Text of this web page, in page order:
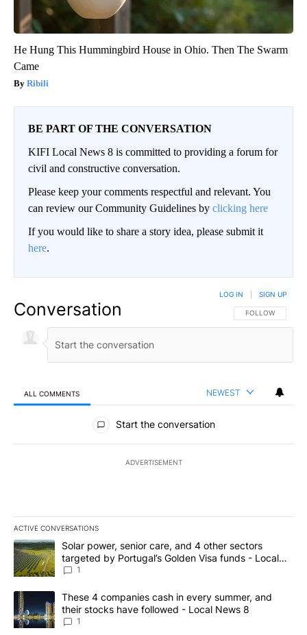
He Hung This Hummingbird House in Ohio. Then The Swarm
Came
Ribili
BE PART OF THE CONVERSATION
KIFI Local News 8 is committed to providing a forum for
civil and constructive conversation.
Please keep your comments respectful and relevant. You
can review our Community Guidelines by clicking here
If you would like to share a story idea, please submit it
here.
Conversation FOLLOW THIS
FOLLOW
LOG IN SIGN UP
ALL COMMENTS NEWEST
All Comments
Start the conversation
ADVERTISEMENT
ACTIVE CONVERSATIONS
The following is a list of the most commented articles in the last
A trending article titled "Solar power, senior care, and 4 other
Solar power, senior care, and 4 other sectors
targeted by Portugal’s Golden Visa funds - Local
News 8
1
A trending article titled "These 4 companies cash in every
These 4 companies cash in every summer, and
their stocks have followed - Local News 8
1